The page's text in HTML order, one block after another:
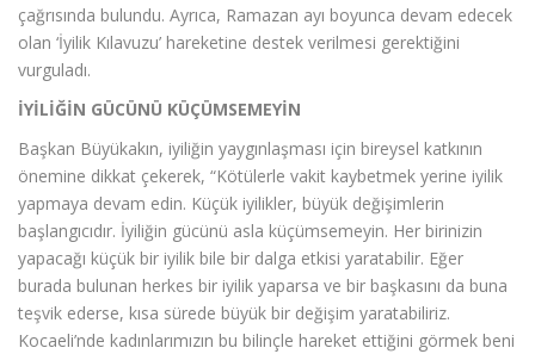
çağrısında bulundu. Ayrıca, Ramazan ayı boyunca devam edecek
olan ‘İyilik Kılavuzu’ hareketine destek verilmesi gerektiğini
vurguladı.
İYİLİĞİN GÜCÜNÜ KÜÇÜMSEMEYİN
Başkan Büyükakın, iyiliğin yaygınlaşması için bireysel katkının
önemine dikkat çekerek, “Kötülerle vakit kaybetmek yerine iyilik
yapmaya devam edin. Küçük iyilikler, büyük değişimlerin
başlangıcıdır. İyiliğin gücünü asla küçümsemeyin. Her birinizin
yapacağı küçük bir iyilik bile bir dalga etkisi yaratabilir. Eğer
burada bulunan herkes bir iyilik yaparsa ve bir başkasını da buna
teşvik ederse, kısa sürede büyük bir değişim yaratabiliriz.
Kocaeli’nde kadınlarımızın bu bilinçle hareket ettiğini görmek beni